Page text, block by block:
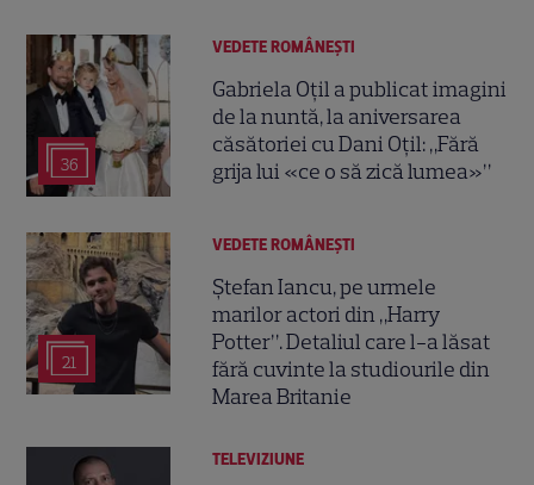
36
VEDETE ROMÂNEŞTI
Gabriela Oțil a publicat imagini
de la nuntă, la aniversarea
căsătoriei cu Dani Oțil: „Fără
grija lui «ce o să zică lumea»”
21
VEDETE ROMÂNEŞTI
Ștefan Iancu, pe urmele
marilor actori din „Harry
Potter”. Detaliul care l-a lăsat
fără cuvinte la studiourile din
Marea Britanie
TELEVIZIUNE